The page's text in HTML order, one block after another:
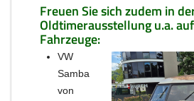
Freuen Sie sich zudem in
Oldtimerausstellung u.a.
Fahrzeuge:
VW
Samba
von